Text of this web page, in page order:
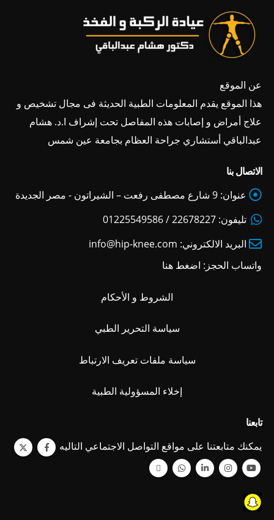
عن الموقع
هذا الموقع يقدم المعلومات الطبية الحديثة فى مجال تشخيص و
علاج أمراض و إصابات هذه المفاصل تحت إشراف ا.د. هشام
عبدالباقي أستشاري جراحة العظام بجامعة عين شمس
الاتصال بنا
عنوان: 9 شارع مصطفى رفعت – الشيراتون - مصر الجديدة
تليفون: 22678227 / 01225549586
البريد الالكتروني: info@hip-knee.com
واتساب الحجز: اضغط هنا
الشروط و الأحكام
سياسة التحرير الطبي
سياسة ملفات تعريف الارتباط
إخلاء المسؤولية الطبية
تابعنا
يمكنك متابعتنا على مواقع التواصل الاجتماعي التاليه